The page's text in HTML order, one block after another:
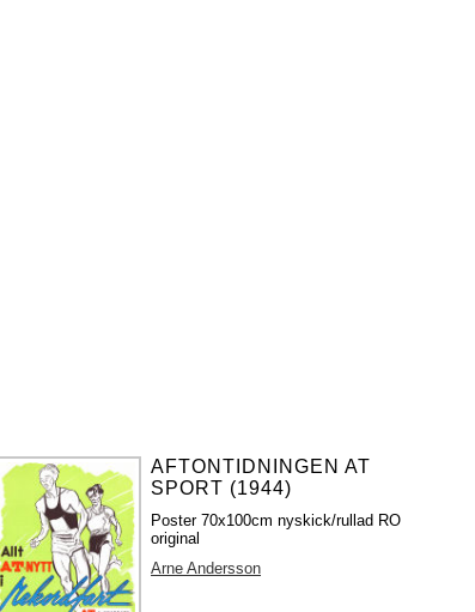
AFTONTIDNINGEN AT
SPORT (1944)
Poster 70x100cm nyskick/rullad RO
original
Arne Andersson